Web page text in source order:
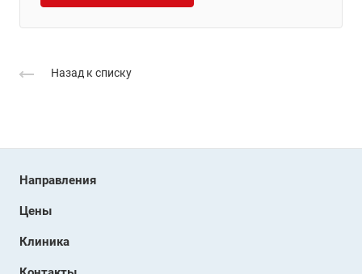
Назад к списку
Направления
Цены
Клиника